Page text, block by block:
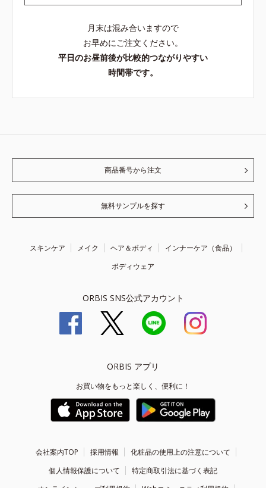
月末は混み合いますので
お早めにご注文ください。
平日のお昼前後が比較的つながりやすい
時間帯です。
商品番号から注文
無料サンプルを探す
スキンケア メイク ヘア＆ボディ
インナーケア（食品）
ボディウェア
ORBIS SNS公式アカウント
ORBIS アプリ
お買い物をもっと楽しく、便利に！
会社案内TOP 採用情報
化粧品の使用上の注意について
個人情報保護について
特定商取引法に基づく表記